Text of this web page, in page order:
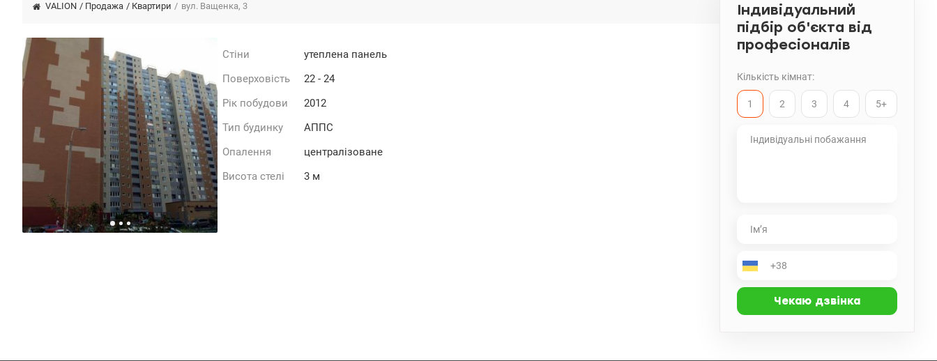
VALION / Продажа / Квартири / вул. Ващенка, 3
Стіни
утеплена панель
Поверховість
22 - 24
Рік побудови
2012
Тип будинку
АППС
Опалення
централізоване
Висота стелі
3 м
Індивідуальний
підбір об'єкта від
професіоналів
Кількість кімнат:
1 2 3 4 5+